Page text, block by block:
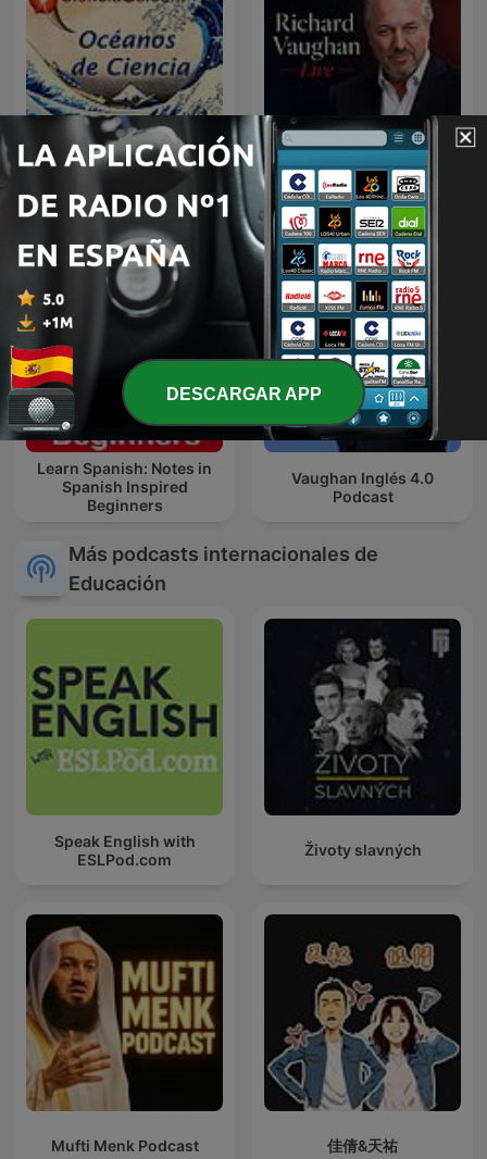
Océanos de Ciencia -
Cienciaes.com
Richard Vaughan Live
Learn Spanish: Notes in
Spanish Inspired
Beginners
Vaughan Inglés 4.0
Podcast
Más podcasts internacionales de
Educación
Speak English with
ESLPod.com
Životy slavných
Mufti Menk Podcast 佳倩&天祐
DESCARGAR APP